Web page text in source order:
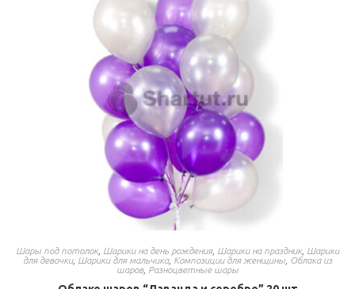
Шары под потолок, Шарики на день рождения, Шарики на праздник, Шарики
для девочки, Шарики для мальчика, Композиции для женщины Облака из
шаров, Разноцветные шары